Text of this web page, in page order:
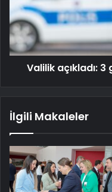
Valilik açıkladı:
İlgili Makaleler